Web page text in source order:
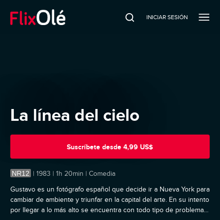
INICIAR SESIÓN
La línea del cielo
Suscríbete desde 4,99 US$
NR12 | 1983 | 1h 20min | Comedia
Gustavo es un fotógrafo español que decide ir a Nueva York para
cambiar de ambiente y triunfar en la capital del arte. En su intento
por llegar a lo más alto se encuentra con todo tipo de problemas: